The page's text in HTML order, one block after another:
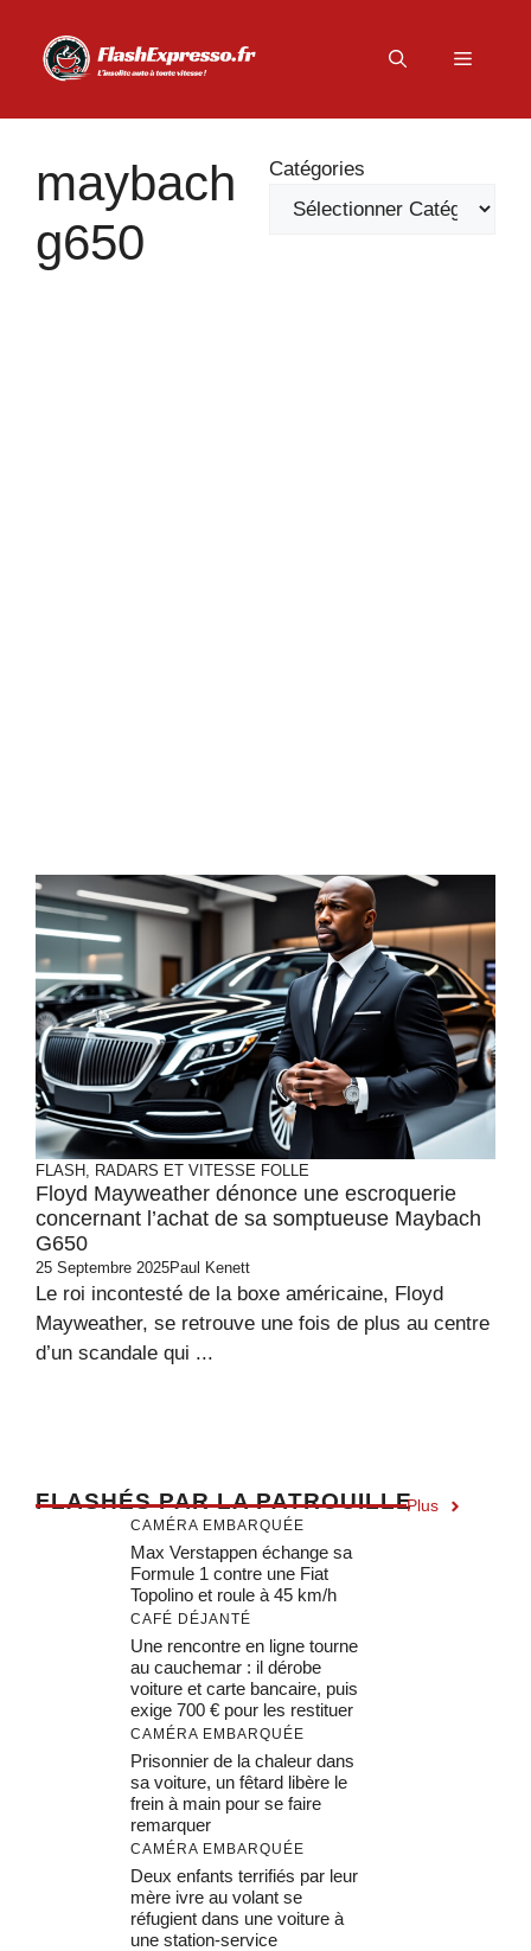
contenu
Menu
maybach
g650
Catégories
FLASH, RADARS ET VITESSE FOLLE
Floyd Mayweather dénonce une escroquerie
concernant l’achat de sa somptueuse Maybach
G650
25 Septembre 2025Paul Kenett
Le roi incontesté de la boxe américaine, Floyd
Mayweather, se retrouve une fois de plus au centre
d’un scandale qui ...
FLASHÉS PAR LA PATROUILLEPlus
CAMÉRA EMBARQUÉE
Max Verstappen échange sa
Formule 1 contre une Fiat
Topolino et roule à 45 km/h
CAFÉ DÉJANTÉ
Une rencontre en ligne tourne
au cauchemar : il dérobe
voiture et carte bancaire, puis
exige 700 € pour les restituer
CAMÉRA EMBARQUÉE
Prisonnier de la chaleur dans
sa voiture, un fêtard libère le
frein à main pour se faire
remarquer
CAMÉRA EMBARQUÉE
Deux enfants terrifiés par leur
mère ivre au volant se
réfugient dans une voiture à
une station-service